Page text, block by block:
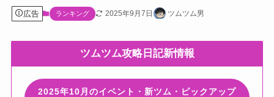
広告 ランキング 2025年9月7日 ツムツム男
ツムツム攻略日記新情報
2025年10月のイベント・新ツム・ピックアップ